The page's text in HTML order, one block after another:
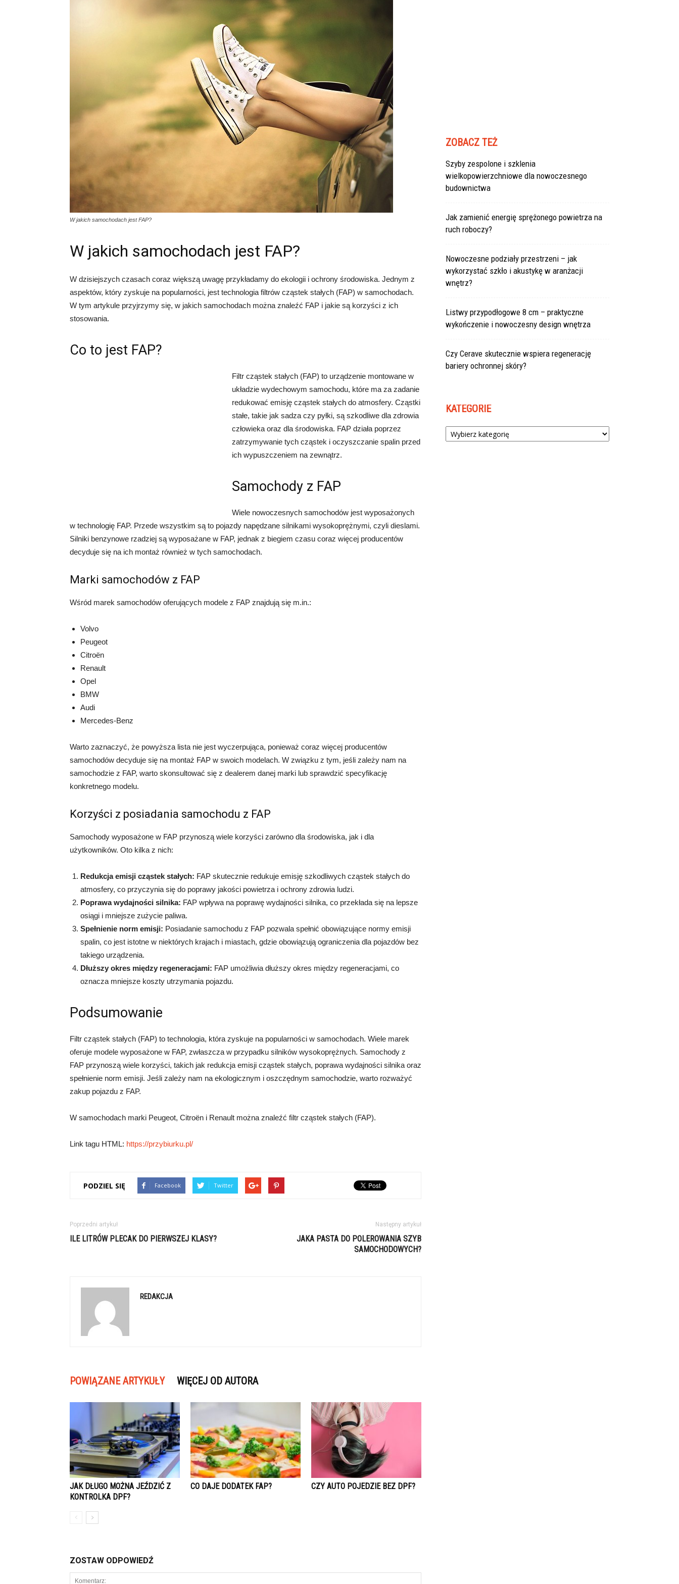
W jakich samochodach jest FAP?
W jakich samochodach jest FAP?
W dzisiejszych czasach coraz większą uwagę przykładamy do ekologii i ochrony środowiska. Jednym z
aspektów, który zyskuje na popularności, jest technologia filtrów cząstek stałych (FAP) w samochodach.
W tym artykule przyjrzymy się, w jakich samochodach można znaleźć FAP i jakie są korzyści z ich
stosowania.
Co to jest FAP?
Filtr cząstek stałych (FAP) to urządzenie montowane w
układzie wydechowym samochodu, które ma za zadanie
redukować emisję cząstek stałych do atmosfery. Cząstki
stałe, takie jak sadza czy pyłki, są szkodliwe dla zdrowia
człowieka oraz dla środowiska. FAP działa poprzez
zatrzymywanie tych cząstek i oczyszczanie spalin przed
ich wypuszczeniem na zewnątrz.
Samochody z FAP
Wiele nowoczesnych samochodów jest wyposażonych
w technologię FAP. Przede wszystkim są to pojazdy napędzane silnikami wysokoprężnymi, czyli dieslami.
Silniki benzynowe rzadziej są wyposażane w FAP, jednak z biegiem czasu coraz więcej producentów
decyduje się na ich montaż również w tych samochodach.
Marki samochodów z FAP
Wśród marek samochodów oferujących modele z FAP znajdują się m.in.:
Volvo
Peugeot
Citroën
Renault
Opel
BMW
Audi
Mercedes-Benz
Warto zaznaczyć, że powyższa lista nie jest wyczerpująca, ponieważ coraz więcej producentów
samochodów decyduje się na montaż FAP w swoich modelach. W związku z tym, jeśli zależy nam na
samochodzie z FAP, warto skonsultować się z dealerem danej marki lub sprawdzić specyfikację
konkretnego modelu.
Korzyści z posiadania samochodu z FAP
Samochody wyposażone w FAP przynoszą wiele korzyści zarówno dla środowiska, jak i dla
użytkowników. Oto kilka z nich:
Redukcja emisji cząstek stałych: FAP skutecznie redukuje emisję szkodliwych cząstek stałych do
atmosfery, co przyczynia się do poprawy jakości powietrza i ochrony zdrowia ludzi.
Poprawa wydajności silnika: FAP wpływa na poprawę wydajności silnika, co przekłada się na lepsze
osiągi i mniejsze zużycie paliwa.
Spełnienie norm emisji: Posiadanie samochodu z FAP pozwala spełnić obowiązujące normy emisji
spalin, co jest istotne w niektórych krajach i miastach, gdzie obowiązują ograniczenia dla pojazdów bez
takiego urządzenia.
Dłuższy okres między regeneracjami: FAP umożliwia dłuższy okres między regeneracjami, co
oznacza mniejsze koszty utrzymania pojazdu.
Podsumowanie
Filtr cząstek stałych (FAP) to technologia, która zyskuje na popularności w samochodach. Wiele marek
oferuje modele wyposażone w FAP, zwłaszcza w przypadku silników wysokoprężnych. Samochody z
FAP przynoszą wiele korzyści, takich jak redukcja emisji cząstek stałych, poprawa wydajności silnika oraz
spełnienie norm emisji. Jeśli zależy nam na ekologicznym i oszczędnym samochodzie, warto rozważyć
zakup pojazdu z FAP.
W samochodach marki Peugeot, Citroën i Renault można znaleźć filtr cząstek stałych (FAP).
Link tagu HTML: https://przybiurku.pl/
PODZIEL SIĘ Facebook Twitter
Poprzedni artykuł
ILE LITRÓW PLECAK DO PIERWSZEJ KLASY?
Następny artykuł
JAKA PASTA DO POLEROWANIA SZYB
SAMOCHODOWYCH?
REDAKCJA
POWIĄZANE ARTYKUŁY WIĘCEJ OD AUTORA
JAK DŁUGO MOŻNA JEŹDZIĆ Z
KONTROLKA DPF?
CO DAJE DODATEK FAP? CZY AUTO POJEDZIE BEZ DPF?
ZOSTAW ODPOWIEDŹ
ZOBACZ TEŻ
Szyby zespolone i szklenia
wielkopowierzchniowe dla nowoczesnego
budownictwa
Jak zamienić energię sprężonego powietrza na
ruch roboczy?
Nowoczesne podziały przestrzeni – jak
wykorzystać szkło i akustykę w aranżacji
wnętrz?
Listwy przypodłogowe 8 cm – praktyczne
wykończenie i nowoczesny design wnętrza
Czy Cerave skutecznie wspiera regenerację
bariery ochronnej skóry?
KATEGORIE
Kategorie